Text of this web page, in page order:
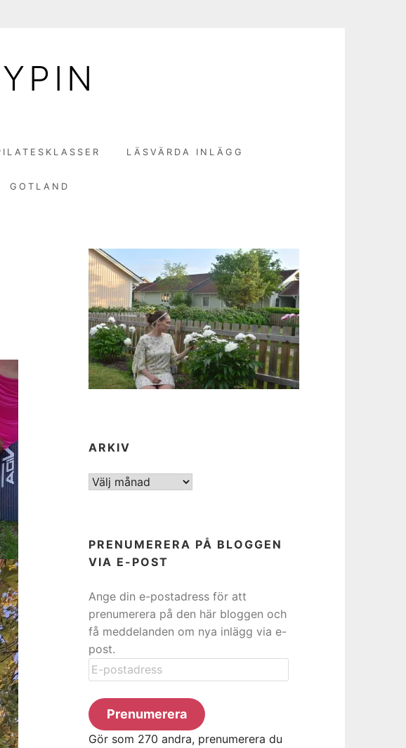
LÄSVÄRDA INLÄGG
GOTLAND
ARKIV
ARKIV
PRENUMERERA PÅ BLOGGEN
VIA E-POST
Ange din e-postadress för att
prenumerera på den här bloggen och
få meddelanden om nya inlägg via e-
post.
E-
postadress
Prenumerera
Gör som 270 andra, prenumerera du